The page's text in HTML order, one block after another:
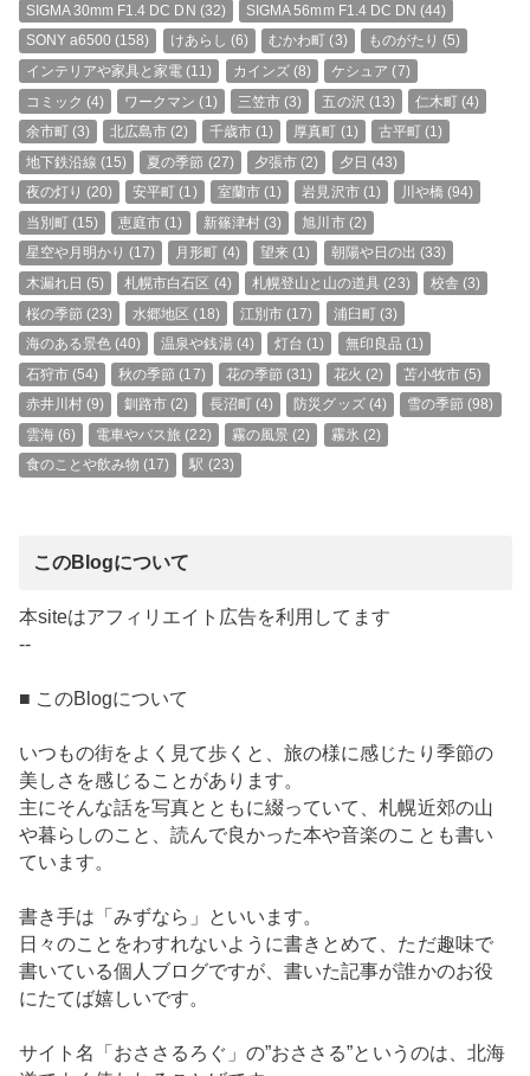
SIGMA 30mm F1.4 DC DN (32) SIGMA 56mm F1.4 DC DN (44)
SONY a6500 (158) けあらし (6) むかわ町 (3) ものがたり (5)
インテリアや家具と家電 (11) カインズ(8) ケシュア (7)
コミック (4) ワークマン (1) 三笠市 (3) 五の沢 (13) 仁木町 (4)
余市町(3) 北広島市 (2) 千歳市(1) 厚真町 (1) 古平町 (1)
地下鉄沿線 (15) 夏の季節 (27) 夕張市 (2) 夕日 (43)
夜の灯り (20) 安平町 (1) 室蘭市(1) 岩見沢市(1) 川や橋 (94)
当別町(15) 恵庭市 (1) 新篠津村(3) 旭川市(2)
星空や月明かり (17) 月形町 (4) 望来 (1) 朝陽や日の出 (33)
木漏れ日 (5) 札幌市白石区 (4) 札幌登山と山の道具 (23) 校舎 (3)
桜の季節 (23) 水郷地区 (18) 江別市 (17) 浦臼町(3)
海のある景色(40) 温泉や銭湯(4) 灯台 (1) 無印良品 (1)
石狩市(54) 秋の季節 (17) 花の季節 (31) 花火 (2) 苫小牧市 (5)
赤井川村(9) 釧路市 (2) 長沼町(4) 防災グッズ(4) 雪の季節 (98)
雲海(6) 電車やバス旅 (22) 霧の風景 (2) 霧氷 (2)
食のことや飲み物 (17) 駅 (23)
このBlogについて
本siteはアフィリエイト広告を利用してます
--
■ このBlogについて
いつもの街をよく見て歩くと、旅の様に感じたり季節の
美しさを感じることがあります。
主にそんな話を写真とともに綴っていて、札幌近郊の山
や暮らしのこと、読んで良かった本や音楽のことも書い
ています。
書き手は「みずなら」といいます。
日々のことをわすれないように書きとめて、ただ趣味で
書いている個人ブログですが、書いた記事が誰かのお役
にたてば嬉しいです。
サイト名「おささるろぐ」の”おささる”というのは、北海